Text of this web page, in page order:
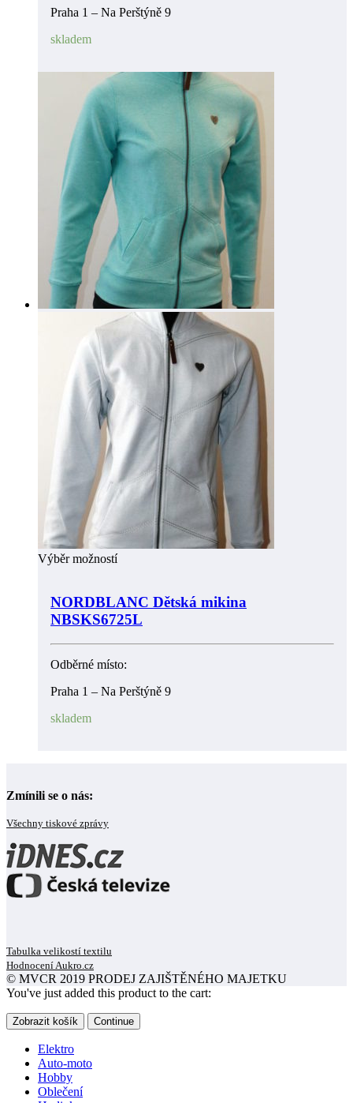
Praha 1 – Na Perštýně 9
skladem
Výběr možností
NORDBLANC Dětská mikina
NBSKS6725L
Odběrné místo:
Praha 1 – Na Perštýně 9
skladem
Zmínili se o nás:
Všechny tiskové zprávy
Tabulka velikostí textilu
Hodnocení Aukro.cz
© MVCR 2019 PRODEJ ZAJIŠTĚNÉHO MAJETKU
You've just added this product to the cart:
Zobrazit košík Continue
Elektro
Auto-moto
Hobby
Oblečení